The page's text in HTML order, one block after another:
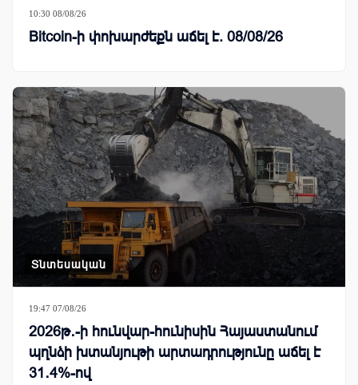
10:30 08/08/26
Bitcoin-ի փոխարժեքն աճել է. 08/08/26
Տնտեսական
19:47 07/08/26
2026թ․-ի հունվար-հունիսին Հայաստանում
պղնձի խտանյութի արտադրությունը աճել է
31․4%-ով